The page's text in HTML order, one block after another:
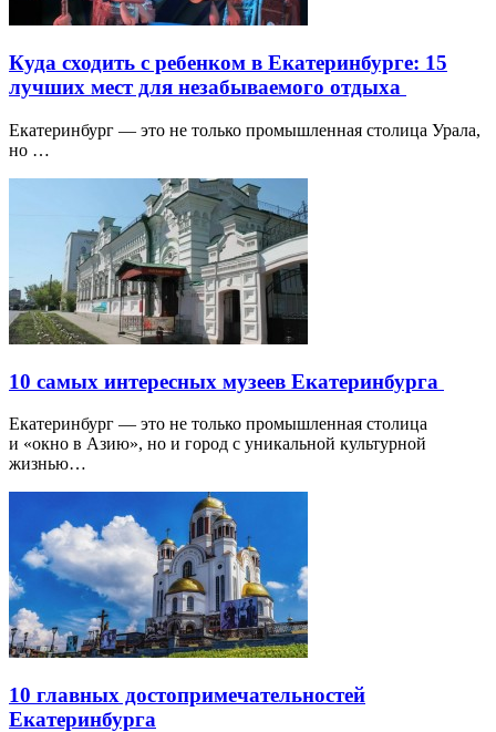
Куда сходить с ребенком в Екатеринбурге: 15
лучших мест для незабываемого отдыха
Екатеринбург — это не только промышленная столица Урала,
но …
10 самых интересных музеев Екатеринбурга
Екатеринбург — это не только промышленная столица
и «окно в Азию», но и город с уникальной культурной
жизнью…
10 главных достопримечательностей
Екатеринбурга